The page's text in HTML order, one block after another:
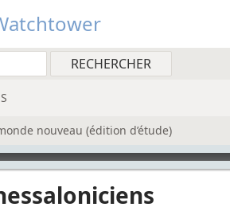
nouveau (édition d’étude)